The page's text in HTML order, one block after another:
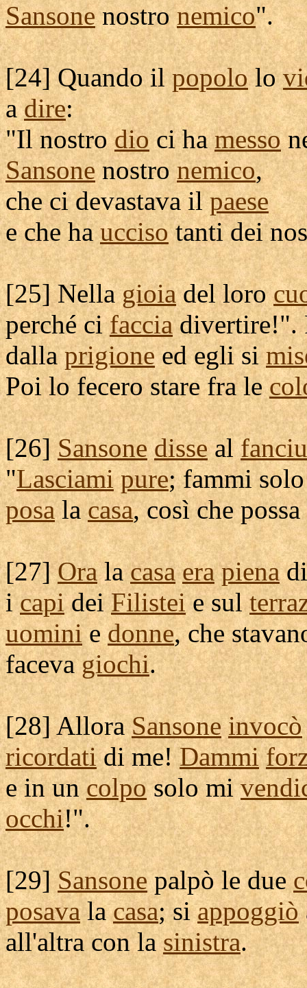
Sansonenostronemico".
[24] Quando ilpopololo
adire:
"Il nostrodioci hamesso
Sansonenostronemico,
che cidevastavailpaese
e che hauccisotanti dei
[25] Nellagioiadel loro
perché cifaccia divertire!".
dallaprigioneed egli si
Poi lo fecero stare fra le
[26]Sansone disseal
"Lasciami pure; fammi
posalacasa, così che possa
[27]Oralacasa era piena
icapideiFilisteie sul
uominiedonne, che
facevagiochi.
[28] AlloraSansone invocò
ricordatidi me!Dammi
e in uncolposolo mi
occhi!".
[29]Sansone palpòle due
posavalacasa; siappoggiò
all'altra con lasinistra.